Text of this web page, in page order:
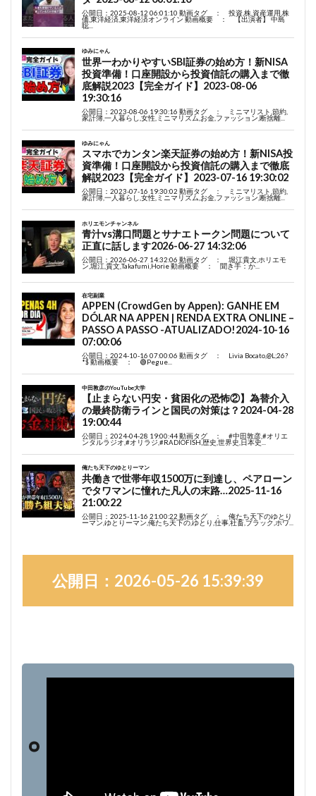
公開日：2026-05-26 15:39:39